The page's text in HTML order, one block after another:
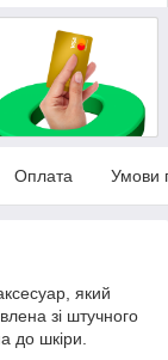
Оплата Умови
який
зі штучного
до шкіри.